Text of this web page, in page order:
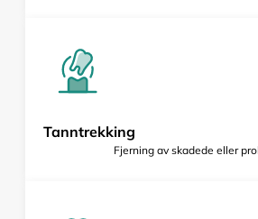
Tanntrekking
Fjerning av skadede eller